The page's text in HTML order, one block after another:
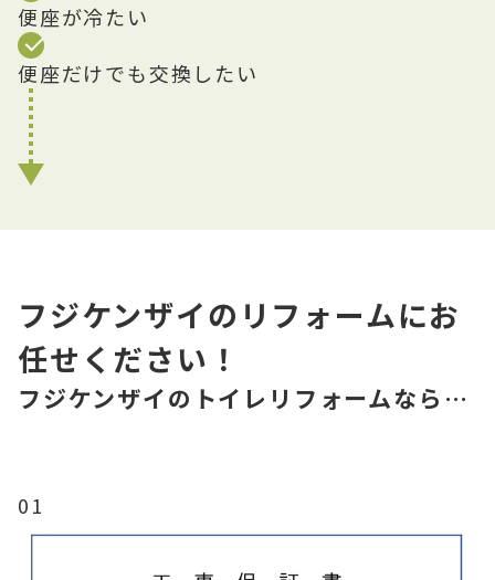
便座が冷たい
便座だけでも交換したい
フジケンザイのリフォームにお
任せください！
フジケンザイのトイレリフォームなら…
01